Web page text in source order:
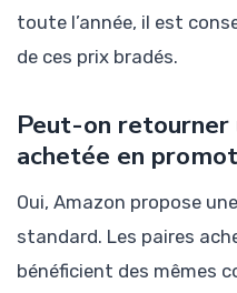
toute l’année, il est
de ces prix bradés.
Peut-on retourner
achetée en
Oui, Amazon propose
standard. Les paires
bénéficient des mêmes